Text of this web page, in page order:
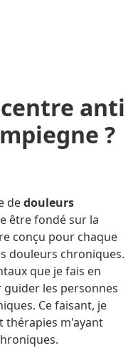
anti
?
dedouleurs
être fondé sur la
conçu pour chaque
douleurs chroniques.
que je fais en
les personnes
Ce faisant, je
thérapies m'ayant